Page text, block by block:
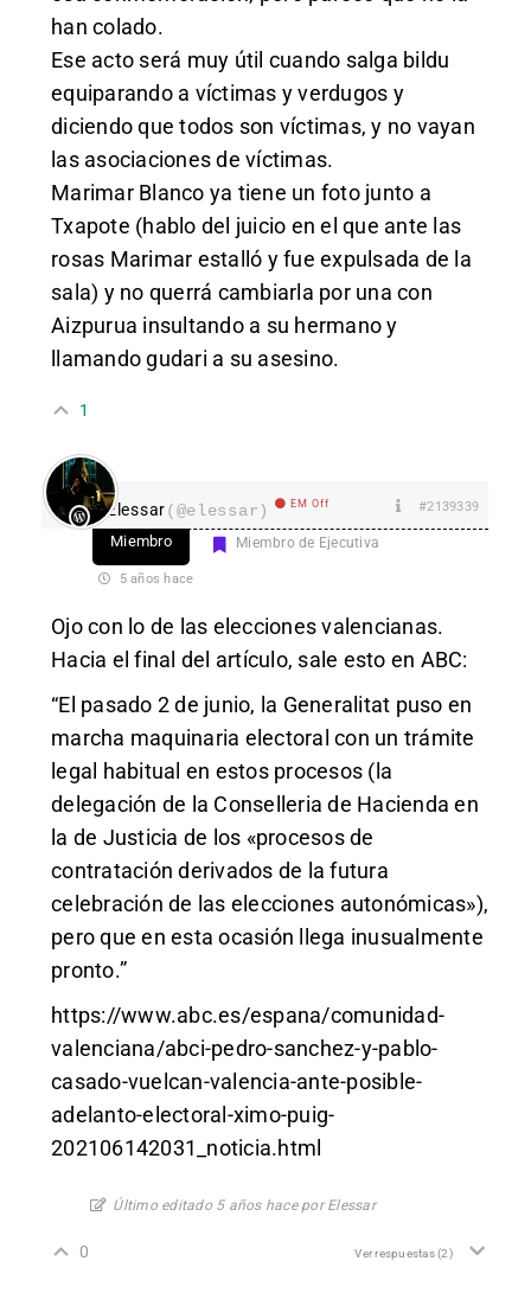
han colado.
Ese acto será muy útil cuando salga bildu
equiparando a víctimas y verdugos y
diciendo que todos son víctimas, y no vayan
las asociaciones de víctimas.
Marimar Blanco ya tiene un foto junto a
Txapote (hablo del juicio en el que ante las
rosas Marimar estalló y fue expulsada de la
sala) y no querrá cambiarla por una con
Aizpurua insultando a su hermano y
llamando gudari a su asesino.
1
Elessar(@elessar) EM Off #2139339
Miembro Miembro de Ejecutiva
5 años hace
Ojo con lo de las elecciones valencianas.
Hacia el final del artículo, sale esto en ABC:
“El pasado 2 de junio, la Generalitat puso en
marcha maquinaria electoral con un trámite
legal habitual en estos procesos (la
delegación de la Conselleria de Hacienda en
la de Justicia de los «procesos de
contratación derivados de la futura
celebración de las elecciones autonómicas»),
pero que en esta ocasión llega inusualmente
pronto.”
https://www.abc.es/espana/comunidad-
valenciana/abci-pedro-sanchez-y-pablo-
casado-vuelcan-valencia-ante-posible-
adelanto-electoral-ximo-puig-
202106142031_noticia.html
Último editado 5 años hace por Elessar
0 Ver respuestas(2)